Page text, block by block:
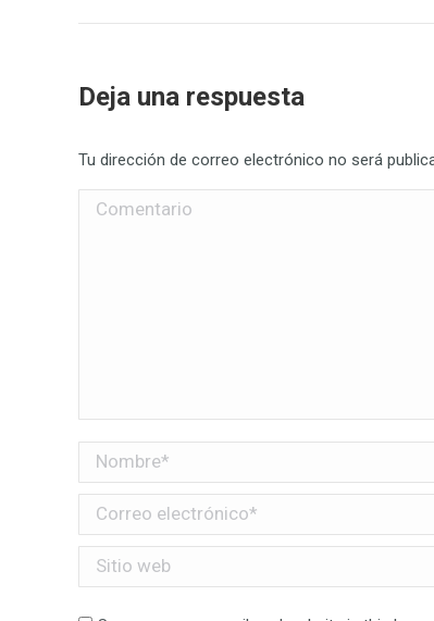
Deja una respuesta
Tu dirección de correo electrónico no será
Comentario
Nombre *
Correo electrónico *
Sitio web